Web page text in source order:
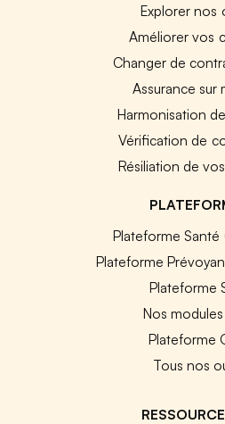
Explorer nos
Améliorer vos
Changer de
Assurance sur
Harmonisation
Vérification de
Résiliation de
Plateforme Santé
Plateforme
Plateforme
Nos modules
Plateforme
Tous nos